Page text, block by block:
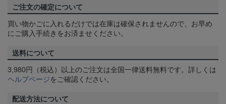
ご注文の確定について
買い物かごに入れるだけでは在庫は確保されませんので、お早め
にご購入手続きをお済ませください。
送料について
3,980円（税込）以上のご注文は全国一律送料無料です。詳しくは
ヘルプページをご確認ください。
配送方法について